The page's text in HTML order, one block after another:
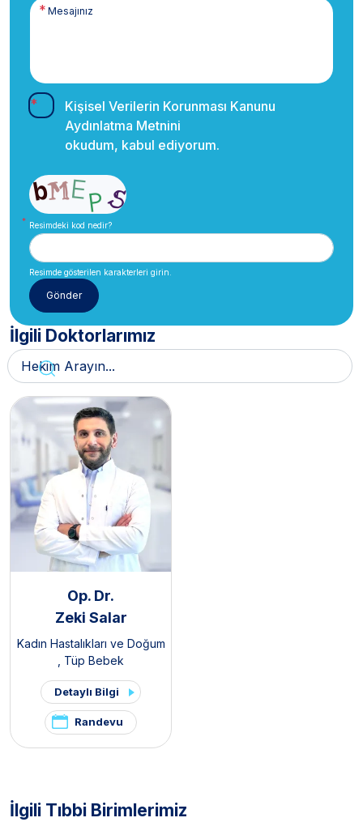
Kişisel Verilerin Korunması Kanunu
Aydınlatma Metnini
okudum, kabul ediyorum.
Resimdeki kod nedir?
Resimde gösterilen karakterleri girin.
İlgili Doktorlarımız
Op. Dr.
Zeki Salar
Kadın Hastalıkları ve Doğum
, Tüp Bebek
Detaylı Bilgi
Randevu
İlgili Tıbbi Birimlerimiz